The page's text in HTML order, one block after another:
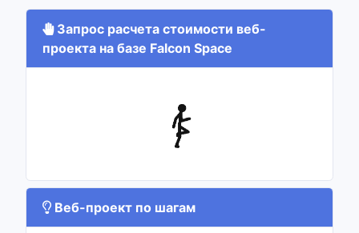
Запрос расчета стоимости веб-
проекта на базе Falcon Space
Веб-проект по шагам